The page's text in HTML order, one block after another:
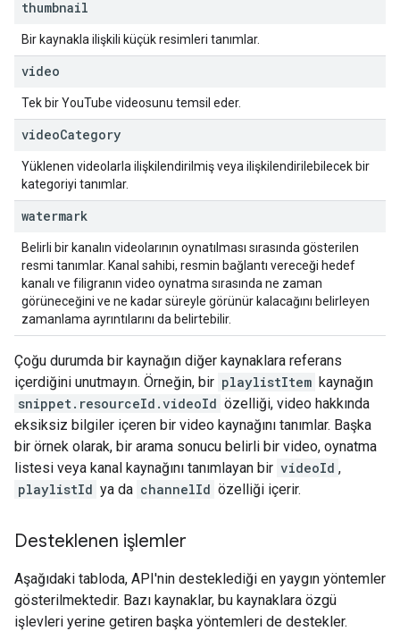
thumbnail
Bir kaynakla ilişkili küçük resimleri tanımlar.
video
Tek bir YouTube videosunu temsil eder.
videoCategory
Yüklenen videolarla ilişkilendirilmiş veya ilişkilendirilebilecek bir
kategoriyi tanımlar.
watermark
Belirli bir kanalın videolarının oynatılması sırasında gösterilen
resmi tanımlar. Kanal sahibi, resmin bağlantı vereceği hedef
kanalı ve filigranın video oynatma sırasında ne zaman
görüneceğini ve ne kadar süreyle görünür kalacağını belirleyen
zamanlama ayrıntılarını da belirtebilir.
Çoğu durumda bir kaynağın diğer kaynaklara referans
içerdiğini unutmayın. Örneğin, bir playlistItem kaynağın
snippet.resourceId.videoId özelliği, video hakkında
eksiksiz bilgiler içeren bir video kaynağını tanımlar. Başka
bir örnek olarak, bir arama sonucu belirli bir video, oynatma
listesi veya kanal kaynağını tanımlayan bir videoId ,
playlistId ya da channelId özelliği içerir.
Desteklenen işlemler
Aşağıdaki tabloda, API'nin desteklediği en yaygın yöntemler
gösterilmektedir. Bazı kaynaklar, bu kaynaklara özgü
işlevleri yerine getiren başka yöntemleri de destekler.